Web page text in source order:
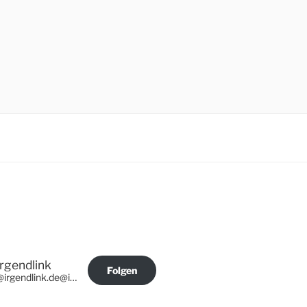
@irgendlink.de@irgendlink.de
Folgen